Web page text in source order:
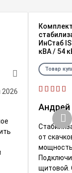
2026
ИнСтаб
кВА / 54
Товар
Андрей
от
щитовой.